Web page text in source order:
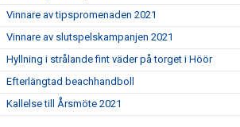
Vinnare av tipspromenaden 2021
Vinnare av slutspelskampanjen 2021
Hyllning i strålande fint väder på torget i Höör
Efterlängtad beachhandboll
Kallelse till Årsmöte 2021